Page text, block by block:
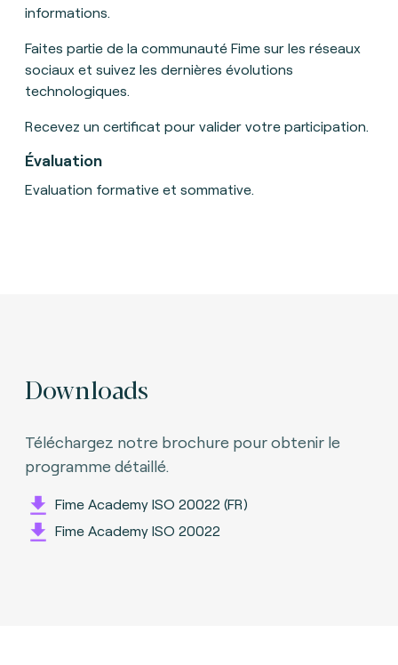
informations.
Faites partie de la communauté Fime sur les réseaux
sociaux et suivez les dernières évolutions
technologiques.
Recevez un certificat pour valider votre participation.
Évaluation
Evaluation formative et sommative.
Downloads
Téléchargez notre brochure pour obtenir le
programme détaillé.
Fime Academy ISO 20022 (FR)
Fime Academy ISO 20022